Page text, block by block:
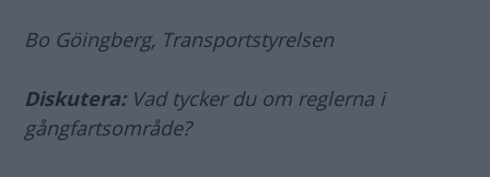
Bo Göingberg, Transportstyrelsen
Diskutera: Vad tycker du om reglerna i
gångfartsområde?